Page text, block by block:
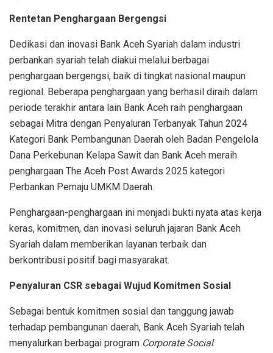
Rentetan Penghargaan Bergengsi
Dedikasi dan inovasi Bank Aceh Syariah dalam industri
perbankan syariah telah diakui melalui berbagai
penghargaan bergengsi, baik di tingkat nasional maupun
regional. Beberapa penghargaan yang berhasil diraih dalam
periode terakhir antara lain Bank Aceh raih penghargaan
sebagai Mitra dengan Penyaluran Terbanyak Tahun 2024
Kategori Bank Pembangunan Daerah oleh Badan Pengelola
Dana Perkebunan Kelapa Sawit dan Bank Aceh meraih
penghargaan The Aceh Post Awards 2025 kategori
Perbankan Pemaju UMKM Daerah.
Penghargaan-penghargaan ini menjadi bukti nyata atas kerja
keras, komitmen, dan inovasi seluruh jajaran Bank Aceh
Syariah dalam memberikan layanan terbaik dan
berkontribusi positif bagi masyarakat.
Penyaluran CSR sebagai Wujud Komitmen Sosial
Sebagai bentuk komitmen sosial dan tanggung jawab
terhadap pembangunan daerah, Bank Aceh Syariah telah
menyalurkan berbagai program Corporate Social